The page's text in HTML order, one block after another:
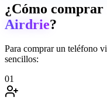
¿Cómo
Airdrie?
Para comprar un teléfono
sencillos:
01